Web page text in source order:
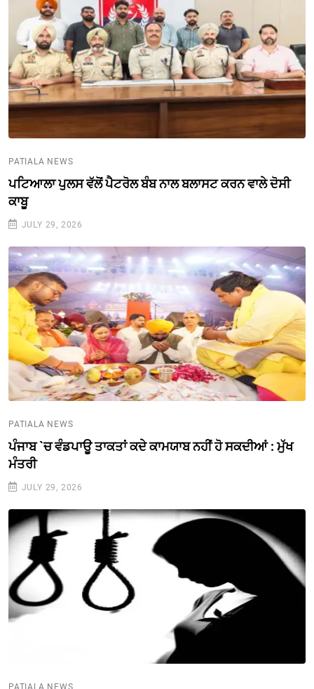
PATIALA NEWS
ਪਟਿਆਲਾ ਪੁਲਸ ਵੱਲੋਂ ਪੈਟਰੋਲ ਬੰਬ ਨਾਲ ਬਲਾਸਟ ਕਰਨ ਵਾਲੇ ਦੋਸੀ
ਕਾਬੂ
JULY 29, 2026
PATIALA NEWS
ਪੰਜਾਬ `ਚ ਵੰਡਪਾਊ ਤਾਕਤਾਂ ਕਦੇ ਕਾਮਯਾਬ ਨਹੀਂ ਹੋ ਸਕਦੀਆਂ : ਮੁੱਖ
ਮੰਤਰੀ
JULY 29, 2026
PATIALA NEWS